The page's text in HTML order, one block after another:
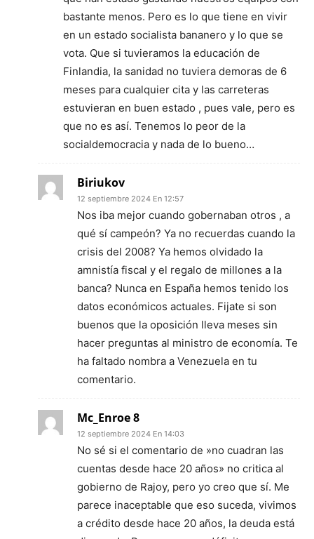
bastante menos. Pero es lo que tiene en vivir
en un estado socialista bananero y lo que se
vota. Que si tuvieramos la educación de
Finlandia, la sanidad no tuviera demoras de 6
meses para cualquier cita y las carreteras
estuvieran en buen estado , pues vale, pero es
que no es así. Tenemos lo peor de la
socialdemocracia y nada de lo bueno…
Biriukov
12 septiembre 2024 En 12:57
Nos iba mejor cuando gobernaban otros , a
qué sí campeón? Ya no recuerdas cuando la
crisis del 2008? Ya hemos olvidado la
amnistía fiscal y el regalo de millones a la
banca? Nunca en España hemos tenido los
datos económicos actuales. Fijate si son
buenos que la oposición lleva meses sin
hacer preguntas al ministro de economía. Te
ha faltado nombra a Venezuela en tu
comentario.
Mc_Enroe 8
12 septiembre 2024 En 14:03
No sé si el comentario de »no cuadran las
cuentas desde hace 20 años» no critica al
gobierno de Rajoy, pero yo creo que sí. Me
parece inaceptable que eso suceda, vivimos
a crédito desde hace 20 años, la deuda está